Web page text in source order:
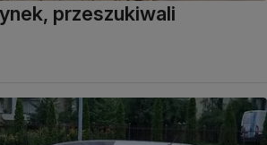
przeszukiwali